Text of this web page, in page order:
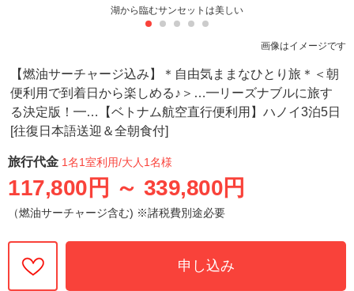
湖から臨むサンセットは美しい
画像はイメージです
【燃油サーチャージ込み】＊自由気ままなひとり旅＊＜朝
便利用で到着日から楽しめる♪＞…━リーズナブルに旅す
る決定版！━…【ベトナム航空直行便利用】ハノイ3泊5日
[往復日本語送迎＆全朝食付]
旅行代金 1名1室利用/大人1名様
117,800円 ～ 339,800円
（燃油サーチャージ含む) ※諸税費別途必要
申し込み